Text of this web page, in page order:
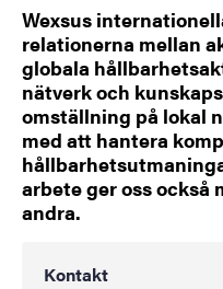
Wexsus
relationerna mellan
globala
nätverk och
omställning på lokal
med att hantera
arbete ger oss också
andra.
Kontakt